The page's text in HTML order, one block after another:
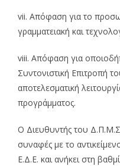
vii. Απόφαση για το
γραμματειακή και
viii. Απόφαση για
Συντονιστική Επιτροπή
αποτελεσματική
προγράμματος.
Ο Διευθυντής του
συναφές με το
Ε.Δ.Ε. και ανήκει στη